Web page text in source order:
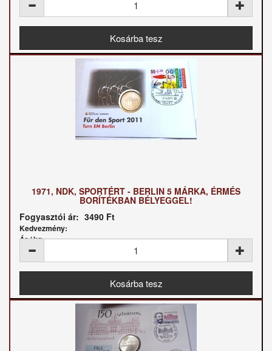
1971, NDK, SPORTÉRT - BERLIN 5 MÁRKA, ÉRMÉS
BORÍTÉKBAN BÉLYEGGEL!
Fogyasztói ár: 3490 Ft
Kedvezmény:
Ár / kg: